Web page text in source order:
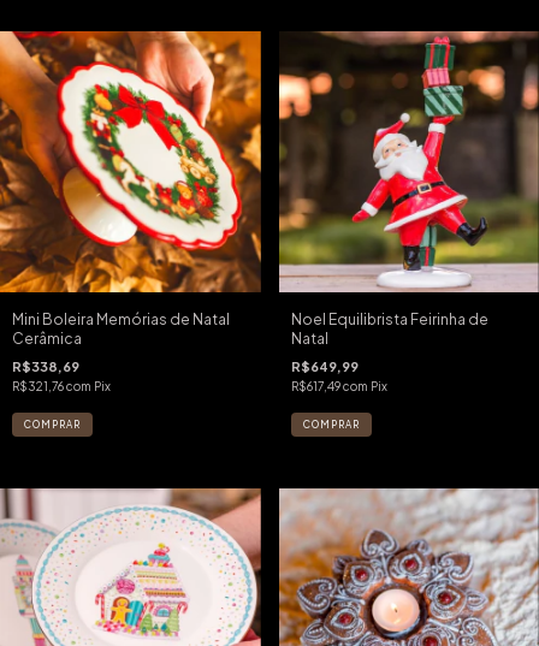
Mini Boleira Memórias de Natal
Cerâmica
R$338,69
R$321,76com Pix
Noel Equilibrista Feirinha de
Natal
R$649,99
R$617,49com Pix